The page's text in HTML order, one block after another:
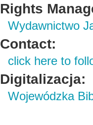
Rights
Wydawnictwo
Contact:
click here to
Digitalizacja:
Wojewódzka